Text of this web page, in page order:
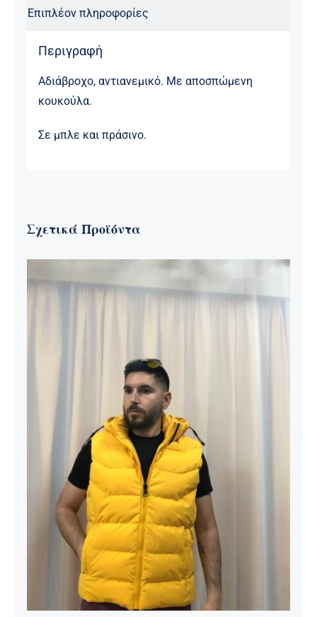
Επιπλέον πληροφορίες
Περιγραφή
Αδιάβροχο, αντιανεμικό. Με αποσπώμενη
κουκούλα.
Σε μπλε και πράσινο.
Σχετικά Προϊόντα
ΜΠΟΥΦΑΝ ΓΙΛΕΚΟ ΓΙ-02